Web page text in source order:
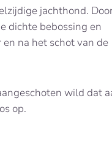
jachthond.
dichte bebossing en
na het schot van de
wild dat
op.